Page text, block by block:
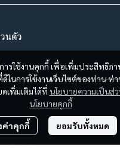
ารใช้งานคุกกี้ เพื่อเพิ่มประสิทธิภ
นการใช้งานเว็บไซต์ของท่าน ท่า
เพิ่มเติมได้ที่ นโยบายความเป็นส่
นโยบายคุกกี้
ค่าคุกกี้ ยอมรับทั้งหมด
นตัว​